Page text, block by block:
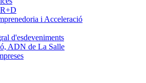
i Acceleració
d'esdeveniments
ADN de La Salle